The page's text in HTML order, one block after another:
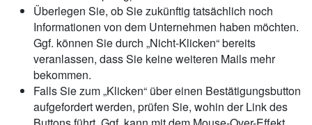
Überlegen Sie, ob Sie zukünftig tatsächlich noch
Informationen von dem Unternehmen haben möchten.
Ggf. können Sie durch „Nicht-Klicken“ bereits
veranlassen, dass Sie keine weiteren Mails mehr
bekommen.
Falls Sie zum „Klicken“ über einen Bestätigungsbutton
aufgefordert werden, prüfen Sie, wohin der Link des